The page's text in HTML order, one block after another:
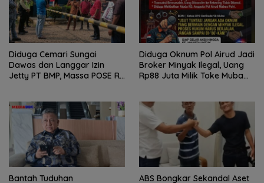
Diduga Cemari Sungai
Dawas dan Langgar Izin
Jetty PT BMP, Massa POSE RI
Tuntas
Diduga Oknum Pol Airud Jadi
Broker Minyak Ilegal, Uang
Rp88 Juta Milik Toke Muba
Bantah Tuduhan
ABS Bongkar Sekandal Aset